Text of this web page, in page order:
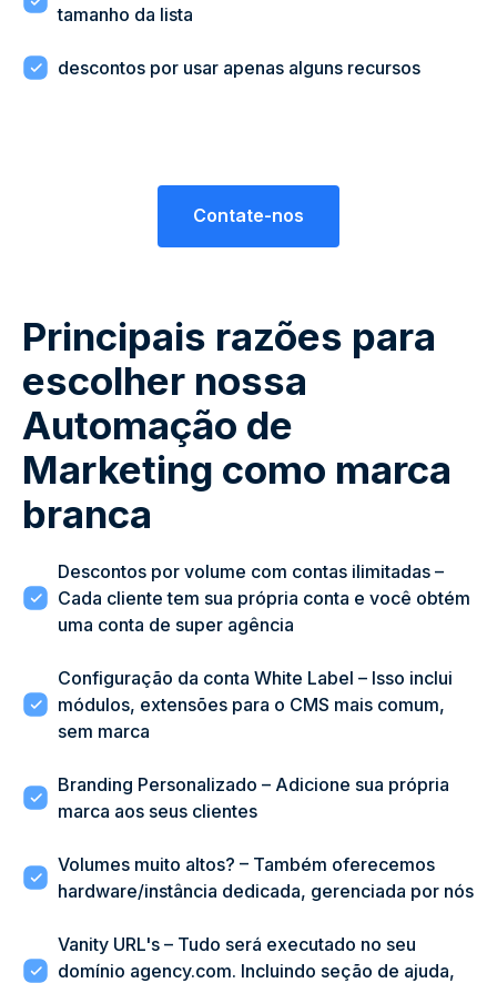
tamanho da lista
descontos por usar apenas alguns recursos
Contate-nos
Principais razões para
escolher nossa
Automação de
Marketing como marca
branca
Descontos por volume com contas ilimitadas –
Cada cliente tem sua própria conta e você obtém
uma conta de super agência
Configuração da conta White Label – Isso inclui
módulos, extensões para o CMS mais comum,
sem marca
Branding Personalizado – Adicione sua própria
marca aos seus clientes
Volumes muito altos? – Também oferecemos
hardware/instância dedicada, gerenciada por nós
Vanity URL's – Tudo será executado no seu
domínio agency.com. Incluindo seção de ajuda,